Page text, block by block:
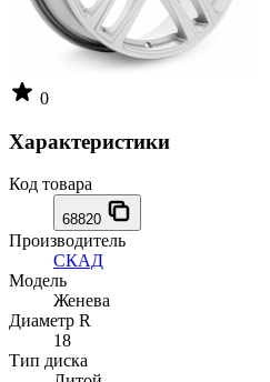
0
Характеристики
Код товара
68820
Производитель
СКАД
Модель
Женева
Диаметр R
18
Тип диска